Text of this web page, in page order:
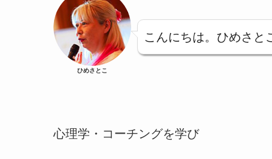
ひめさとこ
こんにちは。ひめさと
心理学・コーチングを学び